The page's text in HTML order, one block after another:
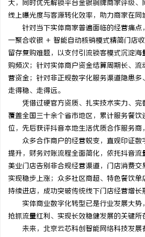
大，同时优先解锁平台金银铜牌商家评级
线上曝光度与客源转化效率，助力商家在
针对当下实体商家普遍面临的经营痛点
一聚合收银 + 智能自动核销模式精简门店
留存复购难题，以支付引流锁客模式沉淀
购频次；针对实体商户资金结算周期长、
营资金；针对非正规数字化服务渠道隐患
走得稳、走得远。
凭借过硬官方资质、扎实技术实力、完
覆盖全国三十余个省市地区，累计服务餐
位，先后获评抖音本地生活优质合作服务
众多合作商户的经营蜕变，直观印证数
提升，财务对账流程全面简化，依托抖音
美业门店告别非合规经营渠道，门店消费
实现稳步上涨；众多社区商超、特色餐饮
持续进店，成功突破传统线下门店经营增长
实体商业数字化转型已是行业发展大势
抢抓流量红利、实现长效稳健发展的关键
未来，北京云芯科创智能网络科技发展